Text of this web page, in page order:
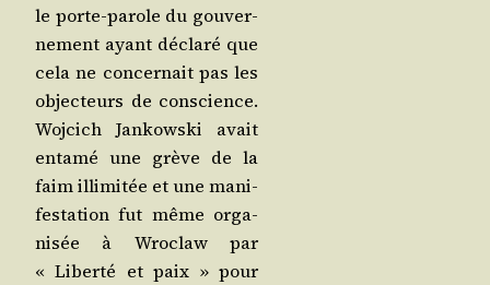
le porte-parole du gou­ver­
ne­ment ayant décla­ré que
cela ne concer­nait pas les
objec­teurs de conscience.
Woj­cich Jan­kows­ki avait
enta­mé une grève de la
faim illi­mi­tée et une mani­
fes­ta­tion fut même orga­
ni­sée à Wro­claw par
« Liber­té et paix » pour